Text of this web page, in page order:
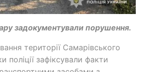
задокументували порушення.
території Самарівського
поліції зафіксували факти